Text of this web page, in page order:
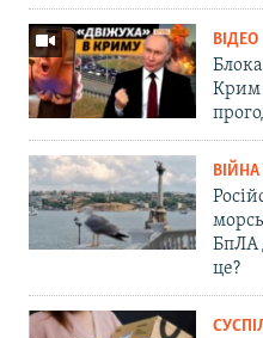
ВІДЕО
Крим
БпЛА
це?